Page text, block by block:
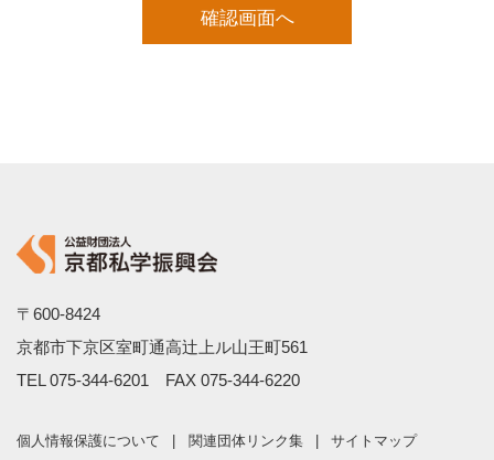
確認画面へ
〒600-8424
京都市下京区室町通高辻上ル山王町561
TEL 075-344-6201 FAX 075-344-6220
個人情報保護について 関連団体リンク集 サイトマップ